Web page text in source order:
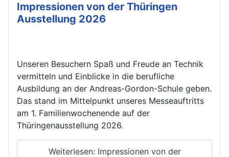
Impressionen von der Thüringen
Ausstellung 2026
Unseren Besuchern Spaß und Freude an Technik
vermitteln und Einblicke in die berufliche
Ausbildung an der Andreas-Gordon-Schule geben.
Das stand im Mittelpunkt unseres Messeauftritts
am 1. Familienwochenende auf der
Thüringenausstellung 2026.
Weiterlesen: Impressionen von der